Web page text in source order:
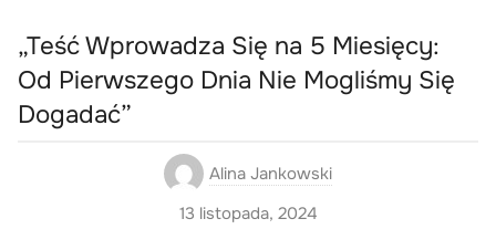
„Teść Wprowadza Się na 5 Miesięcy:
Od Pierwszego Dnia Nie Mogliśmy Się
Dogadać”
Alina Jankowski
13 listopada, 2024